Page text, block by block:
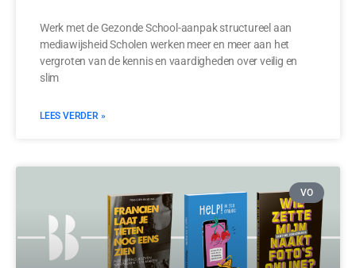
Werk met de Gezonde School-aanpak structureel aan
mediawijsheid Scholen werken meer en meer aan het
vergroten van de kennis en vaardigheden over veilig en
slim
LEES VERDER »
VO